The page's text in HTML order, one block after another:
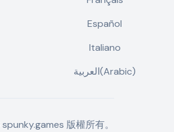
Español
Italiano
العربية(Arabic)
spunky.games 版權所有。